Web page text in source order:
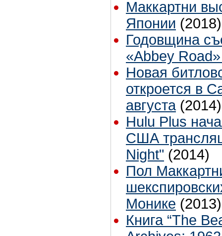
Маккартни
Японии (2018)
Годовщина
«Abbey
Новая
откроется в
августа (2014)
Hulu Plus
США
Night" (2014)
Пол
Монике (2013)
Книга “The